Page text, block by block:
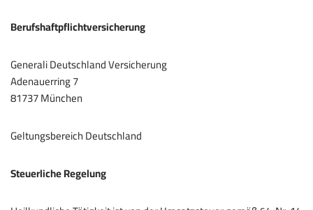
Berufshaftpflichtversicherung
Generali Deutschland Versicherung
Adenauerring 7
81737 München
Geltungsbereich Deutschland
Steuerliche Regelung